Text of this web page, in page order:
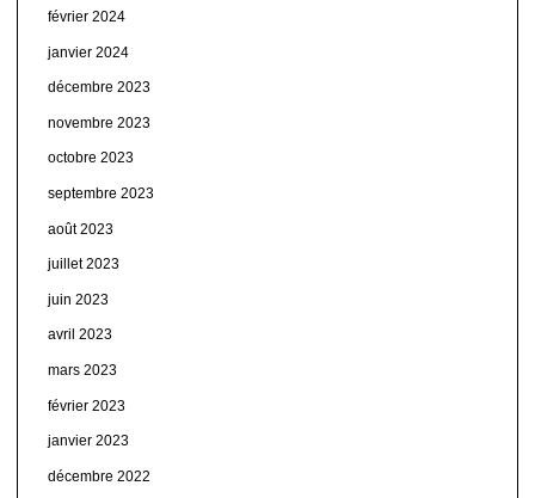
février 2024
janvier 2024
décembre 2023
novembre 2023
octobre 2023
septembre 2023
août 2023
juillet 2023
juin 2023
avril 2023
mars 2023
février 2023
janvier 2023
décembre 2022